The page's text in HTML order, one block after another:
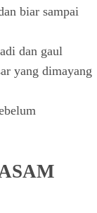
biar sampai
dan gaul
yang dimayang